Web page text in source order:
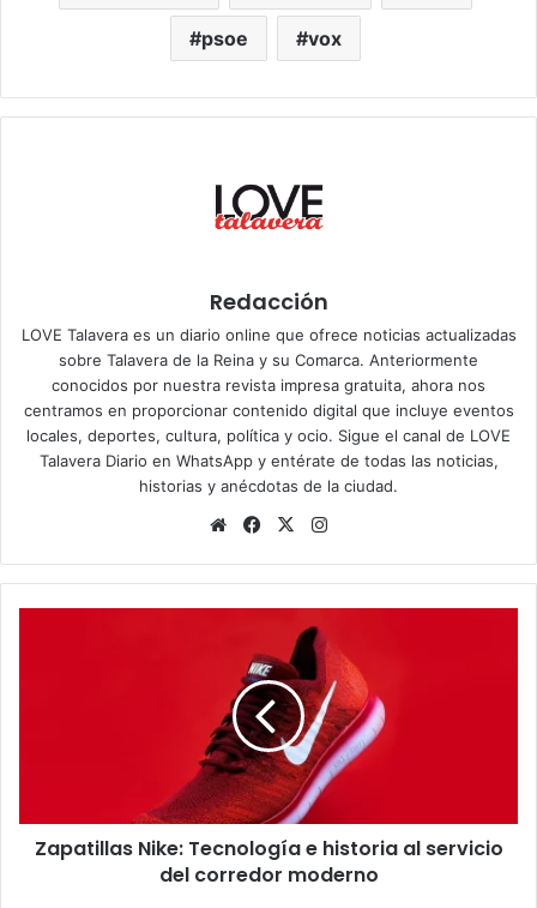
psoe vox
Redacción
LOVE Talavera es un diario online que ofrece noticias actualizadas
sobre Talavera de la Reina y su Comarca. Anteriormente
conocidos por nuestra revista impresa gratuita, ahora nos
centramos en proporcionar contenido digital que incluye eventos
locales, deportes, cultura, política y ocio. Sigue el canal de LOVE
Talavera Diario en WhatsAppy entérate de todas las noticias,
historias y anécdotas de la ciudad.
Siti
we
b
Fa
bo
ok
X
ra
m
a
Zapatillas Nike: Tecnología e historia al servicio
del corredor moderno